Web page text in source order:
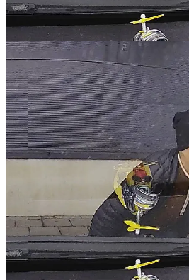
Continue reading this
Substack app
Claim my free post
Or purchase a paid subscription.
© 2026 Christian Peterson·Privacy∙
Start your Substack
Get the app